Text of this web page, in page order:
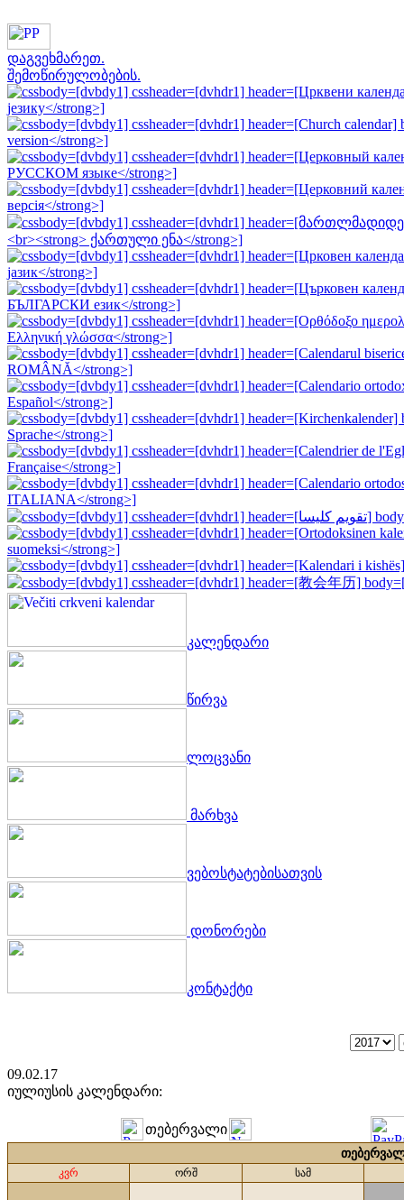
დაგვეხმარეთ.
შემოწირულობების.
კალენდარი
წირვა
ლოცვანი
მარხვა
ვებოსტატებისათვის
დონორები
კონტაქტი
09.02.17
იულიუსის კალენდარი:
თებერვალი
კვრ ორშ სამ